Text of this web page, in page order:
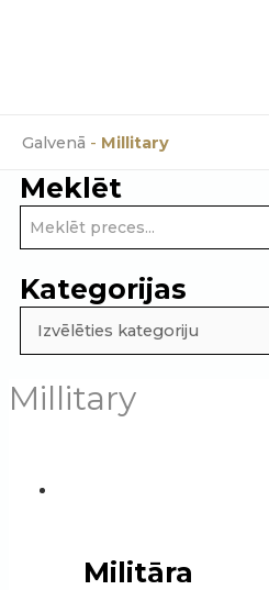
Galvenā - Millitary
Meklēt
Kategorijas
Millitary
Militāra